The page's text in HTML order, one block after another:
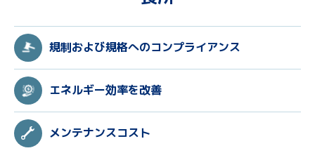
規制および規格へのコンプライアンス
エネルギー効率を改善
メンテナンスコスト